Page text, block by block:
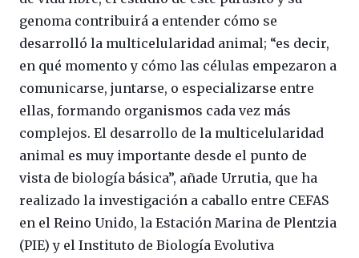
genoma contribuirá a entender cómo se
desarrolló la multicelularidad animal; “es decir,
en qué momento y cómo las células empezaron a
comunicarse, juntarse, o especializarse entre
ellas, formando organismos cada vez más
complejos. El desarrollo de la multicelularidad
animal es muy importante desde el punto de
vista de biología básica”, añade Urrutia, que ha
realizado la investigación a caballo entre CEFAS
en el Reino Unido, la Estación Marina de Plentzia
(PIE) y el Instituto de Biología Evolutiva